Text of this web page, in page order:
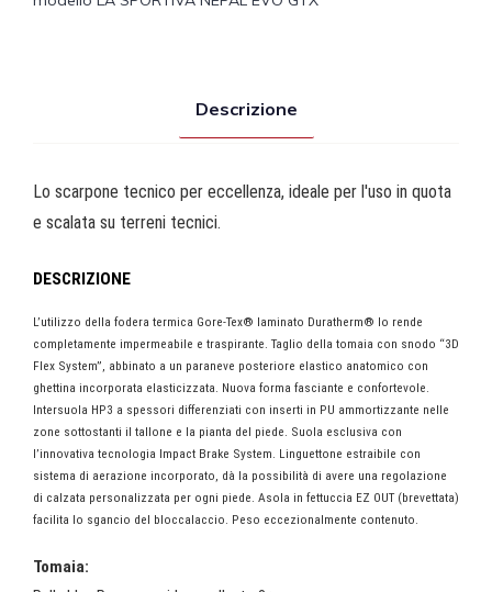
Descrizione
Lo scarpone tecnico per eccellenza, ideale per l'uso in quota
e scalata su terreni tecnici.
DESCRIZIONE
L’utilizzo della fodera termica Gore-Tex® laminato Duratherm® lo rende
completamente impermeabile e traspirante. Taglio della tomaia con snodo “3D
Flex System”, abbinato a un paraneve posteriore elastico anatomico con
ghettina incorporata elasticizzata. Nuova forma fasciante e confortevole.
Intersuola HP3 a spessori differenziati con inserti in PU ammortizzante nelle
zone sottostanti il tallone e la pianta del piede. Suola esclusiva con
l’innovativa tecnologia Impact Brake System. Linguettone estraibile con
sistema di aerazione incorporato, dà la possibilità di avere una regolazione
di calzata personalizzata per ogni piede. Asola in fettuccia EZ OUT (brevettata)
facilita lo sgancio del bloccalaccio. Peso eccezionalmente contenuto.
Tomaia: